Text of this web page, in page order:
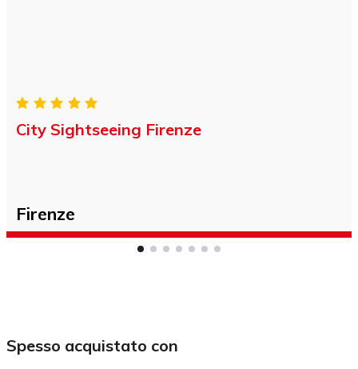
City Sightseeing Firenze
Firenze
Spesso acquistato con